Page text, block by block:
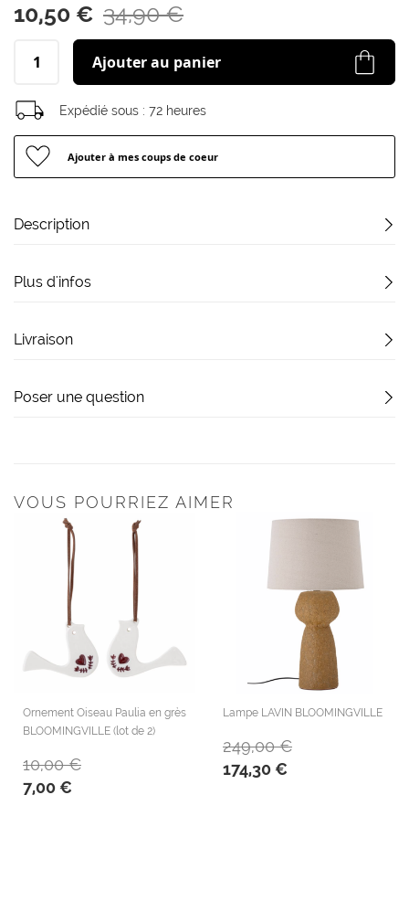
10,50 € 34,90 €
Ajouter au panier
Expédié sous : 72 heures
Ajouter à mes coups de coeur
Description
Plus d'infos
Livraison
Poser une question
VOUS POURRIEZ AIMER
Ornement Oiseau Paulia en grès
BLOOMINGVILLE (lot de 2)
7,00 €
10,00 €
Lampe LAVIN BLOOMINGVILLE
174,30 €
249,00 €